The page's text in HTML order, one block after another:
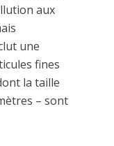
aux
une
fines
la taille
– sont